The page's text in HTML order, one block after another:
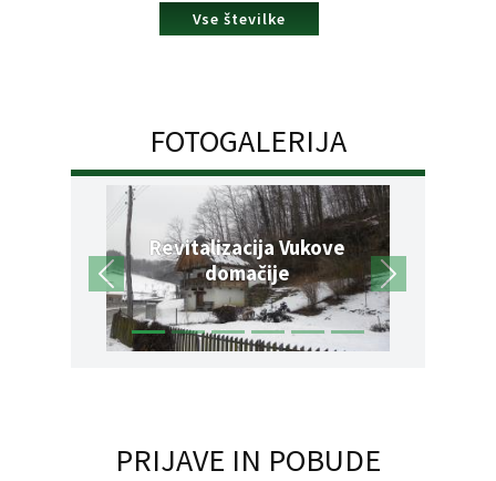
Vse številke
FOTOGALERIJA
Revitalizacija Vukove
domačije
PRIJAVE IN POBUDE